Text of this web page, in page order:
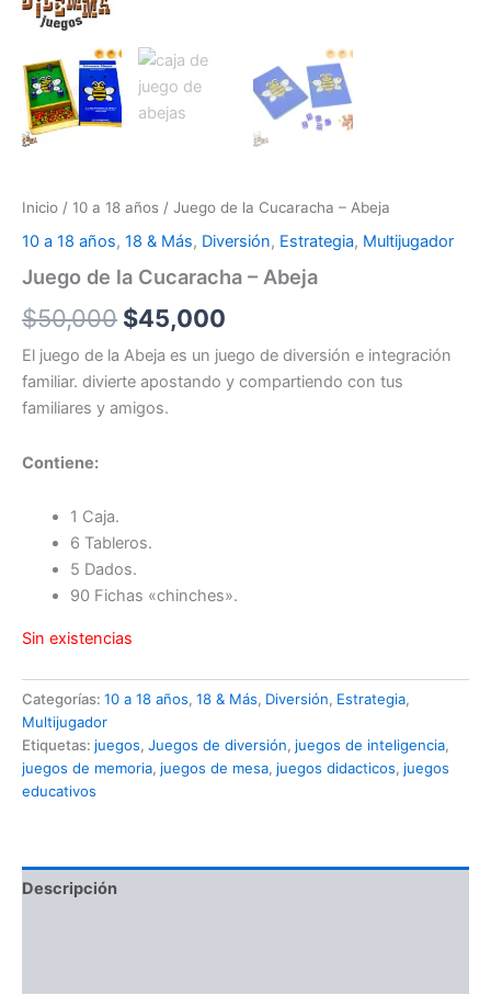
Inicio / 10 a 18 años / Juego de la Cucaracha – Abeja
10 a 18 años, 18 & Más, Diversión, Estrategia, Multijugador
Juego de la Cucaracha – Abeja
$50,000 $45,000
El juego de la Abeja es un juego de diversión e integración
familiar. divierte apostando y compartiendo con tus
familiares y amigos.
Contiene:
1 Caja.
6 Tableros.
5 Dados.
90 Fichas «chinches».
Sin existencias
Categorías: 10 a 18 años, 18 & Más, Diversión, Estrategia,
Multijugador
Etiquetas: juegos, Juegos de diversión, juegos de inteligencia,
juegos de memoria, juegos de mesa, juegos didacticos, juegos
educativos
Descripción